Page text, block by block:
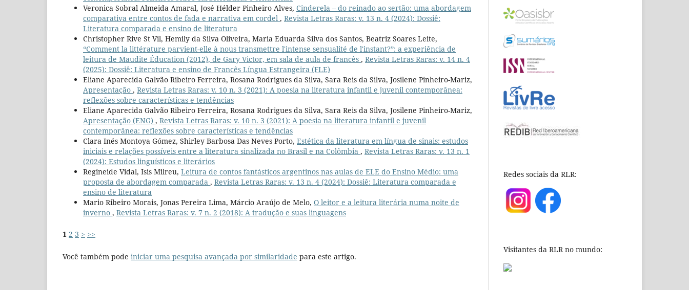
Veronica Sobral Almeida Amaral, José Hélder Pinheiro Alves, Cinderela – do reinado ao sertão: uma abordagem
comparativa entre contos de fada e narrativa em cordel , Revista Letras Raras: v. 13 n. 4 (2024): Dossiê:
Literatura comparada e ensino de literatura
Christopher Rive St Vil, Hemily da Silva Oliveira, Maria Eduarda Silva dos Santos, Beatriz Soares Leite,
“Comment la littérature parvient-elle à nous transmettre l'intense sensualité de l'instant?”: a experiência de
leitura de Maudite Éducation (2012), de Gary Victor, em sala de aula de francês , Revista Letras Raras: v. 14 n. 4
(2025): Dossiê: Literatura e ensino de Francês Língua Estrangeira (FLE)
Eliane Aparecida Galvão Ribeiro Ferreira, Rosana Rodrigues da Silva, Sara Reis da Silva, Josilene Pinheiro-Mariz,
Apresentação , Revista Letras Raras: v. 10 n. 3 (2021): A poesia na literatura infantil e juvenil contemporânea:
reflexões sobre características e tendências
Eliane Aparecida Galvão Ribeiro Ferreira, Rosana Rodrigues da Silva, Sara Reis da Silva, Josilene Pinheiro-Mariz,
Apresentação (ENG) , Revista Letras Raras: v. 10 n. 3 (2021): A poesia na literatura infantil e juvenil
contemporânea: reflexões sobre características e tendências
Clara Inés Montoya Gómez, Shirley Barbosa Das Neves Porto, Estética da literatura em língua de sinais: estudos
iniciais e relações possíveis entre a literatura sinalizada no Brasil e na Colômbia , Revista Letras Raras: v. 13 n. 1
(2024): Estudos linguísticos e literários
Regineide Vidal, Isis Milreu, Leitura de contos fantásticos argentinos nas aulas de ELE do Ensino Médio: uma
proposta de abordagem comparada , Revista Letras Raras: v. 13 n. 4 (2024): Dossiê: Literatura comparada e
ensino de literatura
Mario Ribeiro Morais, Jonas Pereira Lima, Márcio Araújo de Melo, O leitor e a leitura literária numa noite de
inverno , Revista Letras Raras: v. 7 n. 2 (2018): A tradução e suas linguagens
1 2 3 > >>
Você também pode iniciar uma pesquisa avançada por similaridade para este artigo.
Redes sociais da RLR:
Visitantes da RLR no mundo: